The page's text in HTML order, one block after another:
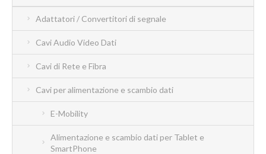
Adattatori / Convertitori di segnale
Cavi Audio Video Dati
Cavi di Rete e Fibra
Cavi per alimentazione e scambio dati
E-Mobility
Alimentazione e scambio dati per Tablet e
SmartPhone